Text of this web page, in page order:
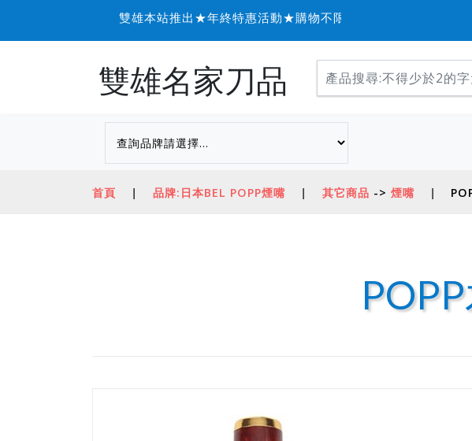
雙雄本站推出★年終特惠活動★購物不限金額信用卡可『6 期 0
雙雄名家刀品
首頁 | 品牌:日本BEL POPP煙嘴 | 其它商品 -> 煙嘴 |